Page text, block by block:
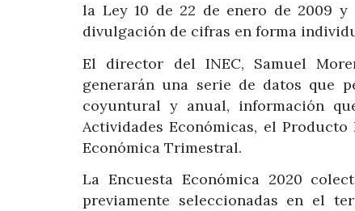
la Ley 10 de 22 de enero de 2009
divulgación de cifras en forma
El director del INEC, Samuel
generarán una serie de datos que
coyuntural y anual, información
Actividades Económicas, el
Económica Trimestral.
La Encuesta Económica 2020
previamente seleccionadas en el